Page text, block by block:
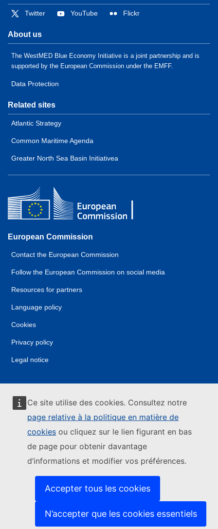
Ce site utilise des cookies. Consultez notre
page relative à la politique en matière de
cookies ou cliquez sur le lien figurant en bas
de page pour obtenir davantage
d’informations et modifier vos préférences.
Accepter tous les cookies
N’accepter que les cookies essentiels
Twitter YouTube Flickr
About us
The WestMED Blue Economy Initiative is a joint partnership and is
supported by the European Commission under the EMFF.
Data Protection
Related sites
Atlantic Strategy
Common Maritime Agenda
Greater North Sea Basin Initiativea
European Commission
Contact the European Commission
Follow the European Commission on social media
Resources for partners
Language policy
Cookies
Privacy policy
Legal notice